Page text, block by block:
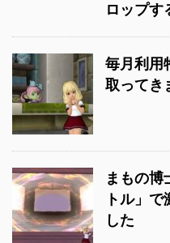
ロップす
毎月利用
取ってき
まもの博
トル」
した